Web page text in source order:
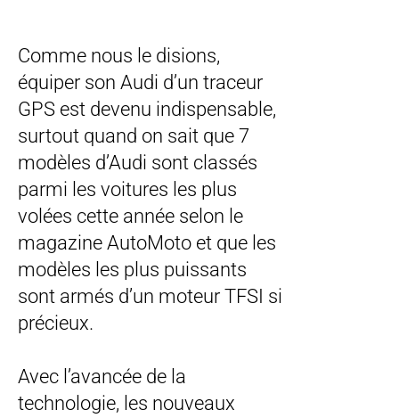
Comme nous le disions,
équiper son Audi d’un traceur
GPS est devenu indispensable,
surtout quand on sait que 7
modèles d’Audi sont classés
parmi les voitures les plus
volées cette année selon le
magazine AutoMoto et que les
modèles les plus puissants
sont armés d’un moteur TFSI si
précieux.
Avec l’avancée de la
technologie, les nouveaux